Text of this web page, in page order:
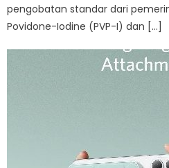
pengobatan standar dari
Povidone-Iodine (PVP-I) dan […]